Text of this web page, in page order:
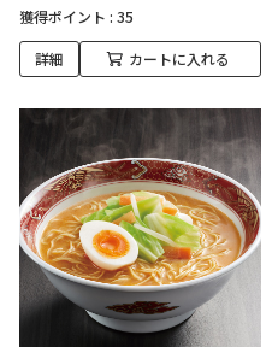
獲得ポイント : 35
詳細 カートに入れる